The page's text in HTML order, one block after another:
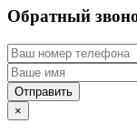
Обратный
×